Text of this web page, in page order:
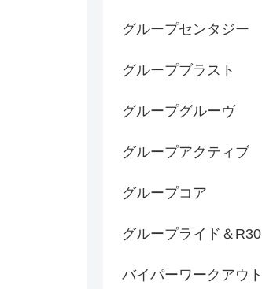
グループセンタジー
グループブラスト
グループグルーヴ
グループアクティブ
グループコア
グループライド＆R30
バイパーワークアウト